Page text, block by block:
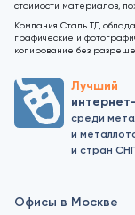
стоимости материалов,
Компания Сталь ТД
графические и
копирование без
Лучший
среди
и
и стран СНГ
Офисы в Москве